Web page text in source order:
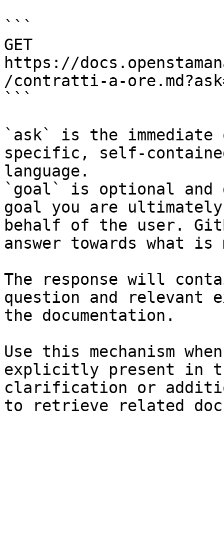
```
GET
https://
/contratti-a-
```
`ask` is the
specific, self-
language.
`goal` is optional and
goal you are
behalf of the user.
answer towards what
The response will
question and relevant
the documentation.
Use this mechanism
explicitly present in
clarification or